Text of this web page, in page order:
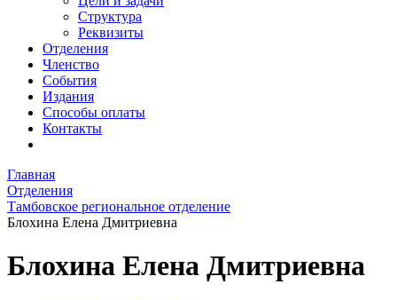
Структура
Реквизиты
Отделения
Членство
События
Издания
Способы оплаты
Контакты
Главная
Отделения
Тамбовское региональное отделение
Блохина Елена Дмитриевна
Блохина Елена Дмитриевна